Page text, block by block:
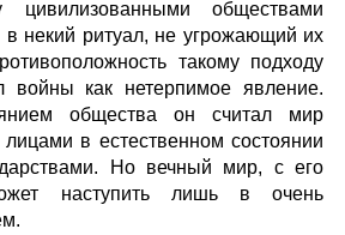
цивилизованными обществами
некий ритуал, не угрожающий их
такому подходу
войны как нетерпимое явление.
общества он считал мир
в естественном состоянии
Но вечный мир, с его
наступить лишь в очень